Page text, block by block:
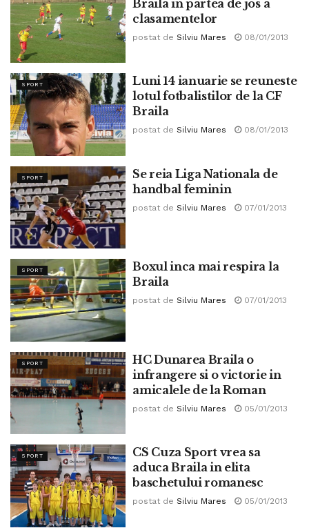
Braila in partea de jos a
clasamentelor
postat de Silviu Mares 08/01/2013
SPORT
Luni 14 ianuarie se reuneste
lotul fotbalistilor de la CF
Braila
postat de Silviu Mares 08/01/2013
SPORT
Se reia Liga Nationala de
handbal feminin
postat de Silviu Mares 07/01/2013
SPORT
Boxul inca mai respira la
Braila
postat de Silviu Mares 07/01/2013
SPORT
HC Dunarea Braila o
infrangere si o victorie in
amicalele de la Roman
postat de Silviu Mares 05/01/2013
SPORT
CS Cuza Sport vrea sa
aduca Braila in elita
baschetului romanesc
postat de Silviu Mares 05/01/2013